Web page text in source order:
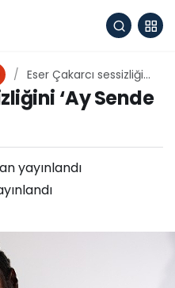
Eser Çakarcı sessizliğini
‘Ay Sende Mi?’ ile
bozdu!‘Ay Sende
yayınlandı
Paylaş